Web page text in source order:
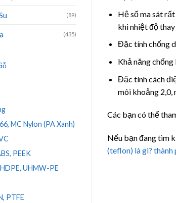
(89)
(435)
MC Nylon (PA Xanh)
PEEK
UHMW-PE
PTFE
Hệ số ma sát
khi nhiệt độ
Đặc tính chống
Khả năng
Đặc tính cách
môi khoảng 2,0,
Các bạn có thể
Nếu bạn đang tìm
(teflon) là gì? thành